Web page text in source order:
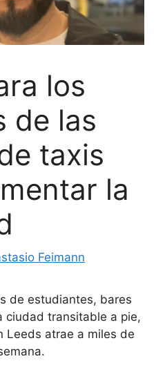
los
de las
taxis
la
Feimann
de estudiantes, bares
ciudad transitable a pie,
Leeds atrae a miles de